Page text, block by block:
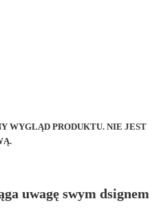
WYGLĄD PRODUKTU. NIE JEST
uwagę swym dsignem